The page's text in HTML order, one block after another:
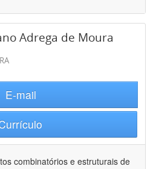
Adrega de Moura
E-mail
combinatórios e estruturais de